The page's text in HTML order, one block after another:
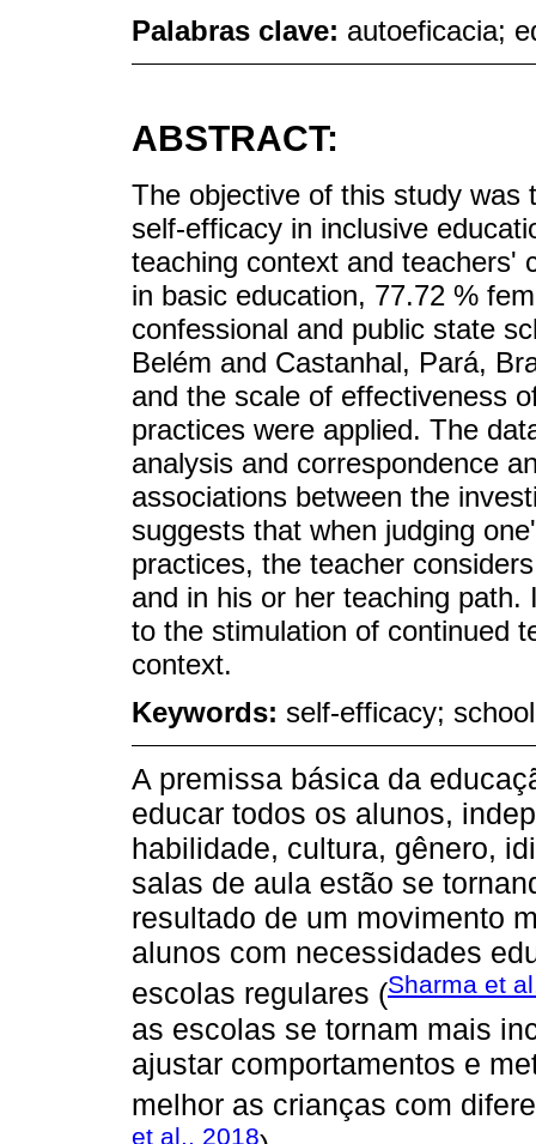
Palabras clave: autoeficacia;
ABSTRACT:
The objective of this study was
self-efficacy in inclusive
teaching context and teachers'
in basic education, 77.72 %
confessional and public state
Belém and Castanhal, Pará,
and the scale of effectiveness
practices were applied. The
analysis and correspondence
associations between the
suggests that when judging
practices, the teacher
and in his or her teaching
to the stimulation of continued
context.
Keywords: self-efficacy;
A premissa básica da
educar todos os alunos,
habilidade, cultura, gênero,
salas de aula estão se
resultado de um movimento
alunos com necessidades
escolas regulares (Sharma et
as escolas se tornam mais
ajustar comportamentos e
melhor as crianças com
et al., 2018